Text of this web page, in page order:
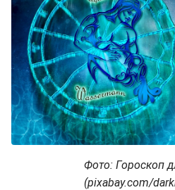
Фото: Гороскоп
(pixabay.com/